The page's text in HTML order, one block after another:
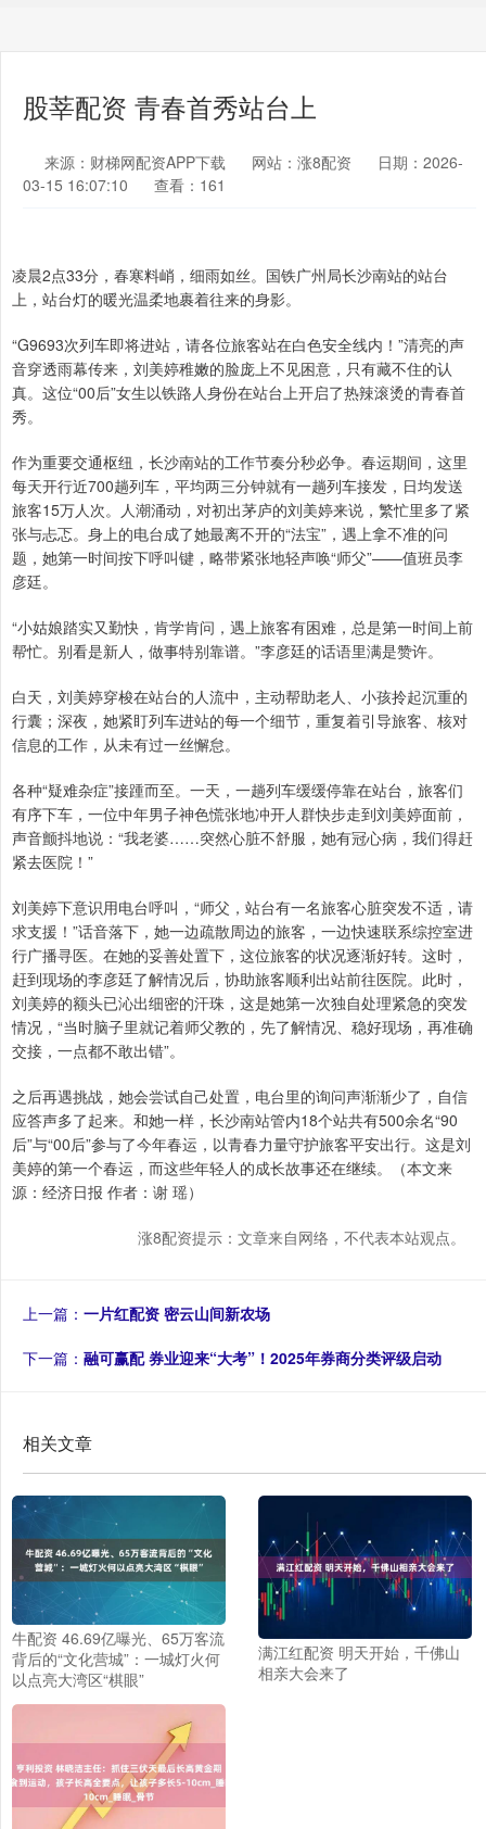
股莘配资 青春首秀站台上
来源：财梯网配资APP下载 网站：涨8配资
日期：2026-
03-15 16:07:10
查看：161
凌晨2点33分，春寒料峭，细雨如丝。国铁广州局长沙南站的站台
上，站台灯的暖光温柔地裹着往来的身影。
“G9693次列车即将进站，请各位旅客站在白色安全线内！”清亮的声
音穿透雨幕传来，刘美婷稚嫩的脸庞上不见困意，只有藏不住的认
真。这位“00后”女生以铁路人身份在站台上开启了热辣滚烫的青春首
秀。
作为重要交通枢纽，长沙南站的工作节奏分秒必争。春运期间，这里
每天开行近700趟列车，平均两三分钟就有一趟列车接发，日均发送
旅客15万人次。人潮涌动，对初出茅庐的刘美婷来说，繁忙里多了紧
张与忐忑。身上的电台成了她最离不开的“法宝”，遇上拿不准的问
题，她第一时间按下呼叫键，略带紧张地轻声唤“师父”——值班员李
彦廷。
“小姑娘踏实又勤快，肯学肯问，遇上旅客有困难，总是第一时间上前
帮忙。别看是新人，做事特别靠谱。”李彦廷的话语里满是赞许。
白天，刘美婷穿梭在站台的人流中，主动帮助老人、小孩拎起沉重的
行囊；深夜，她紧盯列车进站的每一个细节，重复着引导旅客、核对
信息的工作，从未有过一丝懈怠。
各种“疑难杂症”接踵而至。一天，一趟列车缓缓停靠在站台，旅客们
有序下车，一位中年男子神色慌张地冲开人群快步走到刘美婷面前，
声音颤抖地说：“我老婆……突然心脏不舒服，她有冠心病，我们得赶
紧去医院！”
刘美婷下意识用电台呼叫，“师父，站台有一名旅客心脏突发不适，请
求支援！”话音落下，她一边疏散周边的旅客，一边快速联系综控室进
行广播寻医。在她的妥善处置下，这位旅客的状况逐渐好转。这时，
赶到现场的李彦廷了解情况后，协助旅客顺利出站前往医院。此时，
刘美婷的额头已沁出细密的汗珠，这是她第一次独自处理紧急的突发
情况，“当时脑子里就记着师父教的，先了解情况、稳好现场，再准确
交接，一点都不敢出错”。
之后再遇挑战，她会尝试自己处置，电台里的询问声渐渐少了，自信
应答声多了起来。和她一样，长沙南站管内18个站共有500余名“90
后”与“00后”参与了今年春运，以青春力量守护旅客平安出行。这是刘
美婷的第一个春运，而这些年轻人的成长故事还在继续。（本文来
源：经济日报 作者：谢 瑶）
涨8配资提示：文章来自网络，不代表本站观点。
上一篇： 一片红配资 密云山间新农场
下一篇： 融可赢配 券业迎来“大考”！2025年券商分类评级启动
相关文章
牛配资 46.69亿曝光、65万客流
背后的“文化营城”：一城灯火何
以点亮大湾区“棋眼”
满江红配资 明天开始，千佛山
相亲大会来了